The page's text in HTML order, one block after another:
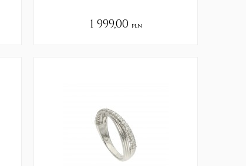
1 999,00 pln